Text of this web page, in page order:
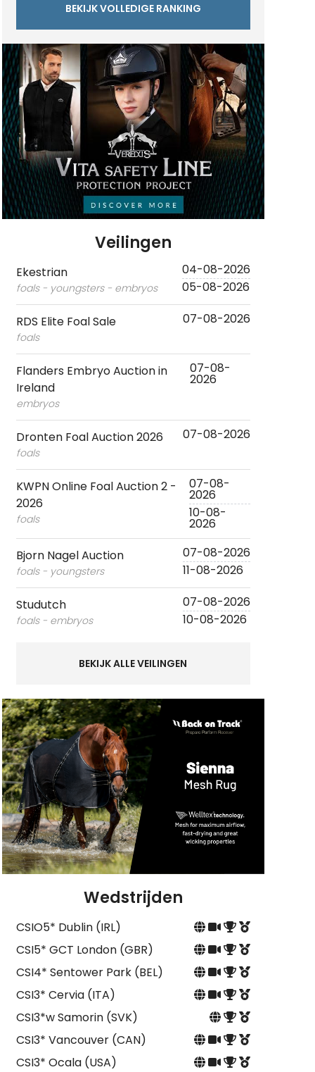
BEKIJK VOLLEDIGE RANKING
Veilingen
Ekestrian
foals - youngsters - embryos
04-08-2026
05-08-2026
RDS Elite Foal Sale
foals
07-08-2026
Flanders Embryo Auction in
Ireland
embryos
07-08-
2026
Dronten Foal Auction 2026
foals
07-08-2026
KWPN Online Foal Auction 2 -
2026
foals
07-08-
2026
10-08-
2026
Bjorn Nagel Auction
foals - youngsters
07-08-2026
11-08-2026
Studutch
foals - embryos
07-08-2026
10-08-2026
BEKIJK ALLE VEILINGEN
Wedstrijden
CSIO5* Dublin (IRL)
CSI5* GCT London (GBR)
CSI4* Sentower Park (BEL)
CSI3* Cervia (ITA)
CSI3*w Samorin (SVK)
CSI3* Vancouver (CAN)
CSI3* Ocala (USA)